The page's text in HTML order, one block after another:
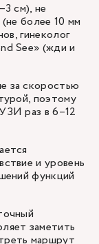
см), не
более 10 мм
гинеколог
See» (жди и
за скоростью
поэтому
раз в 6–12
и уровень
функций
заметить
маршрут